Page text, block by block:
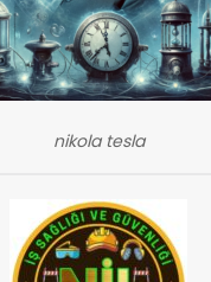
nikola tesla